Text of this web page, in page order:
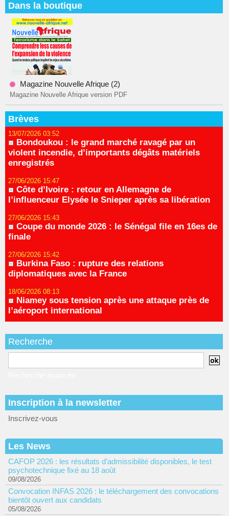
Dans la boutique
Magazine Nouvelle Afrique (2)
Magazine Nouvelle Afrique version PDF
Brèves
13/07/2026 03:52
Bondoukou : le grand marché ravagé par un
violent incendie, d’importants dégâts matériels
enregistrés
27/06/2026 15:47
Côte d’Ivoire : retour en Allemagne de
l’influenceur Elysée le Snieper après sa libération
27/06/2026 15:43
Coupe du monde 2026 : le Sénégal file en 16es de
finale
27/06/2026 15:42
Burkina Faso : rupture des relations
diplomatiques avec la France
18/06/2026 08:13
Niamey sous tension après une attaque près de
l’aéroport international
Recherche
Inscription à la newsletter
Inscrivez-vous
Les News
CAFOP 2026 : les résultats d’admissibilité disponibles, le test
psychotechnique fixé au 18 août
09/08/2026
Convocation INFAS 2026 : le téléchargement des convocations
bientôt ouvert aux candidats
05/08/2026